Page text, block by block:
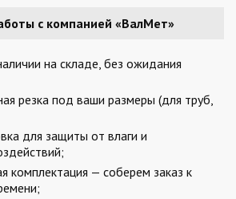
с компанией «ВалМет»
на складе, без ожидания
резка под ваши размеры (для труб,
для защиты от влаги и
комплектация — соберем заказ к